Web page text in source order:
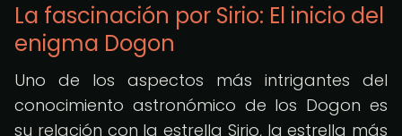
La fascinación por Sirio: El inicio del
enigma Dogon
Uno de los aspectos más intrigantes del
conocimiento astronómico de los Dogon es
su relación con la estrella Sirio, la estrella más